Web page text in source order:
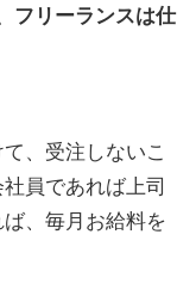
フリーランスは仕
、受注しないこ
員であれば上司
、毎月お給料を